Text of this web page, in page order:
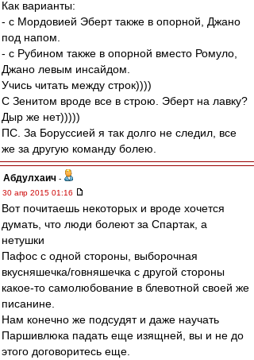
Как варианты:
- с Мордовией Эберт также в опорной, Джано
под напом.
- с Рубином также в опорной вместо Ромуло,
Джано левым инсайдом.
Учись читать между строк))))
С Зенитом вроде все в строю. Эберт на лавку?
Дыр же нет)))))
ПС. За Боруссией я так долго не следил, все
же за другую команду болею.
Абдулхаич -
30 апр 2015 01:16
Вот почитаешь некоторых и вроде хочется
думать, что люди болеют за Спартак, а
нетушки
Пафос с одной стороны, выборочная
вкусняшечка/говняшечка с другой стороны
какое-то самолюбование в блевотной своей же
писанине.
Нам конечно же подсудят и даже научать
Паршивлюка падать еще изящней, вы и не до
этого договоритесь еще.